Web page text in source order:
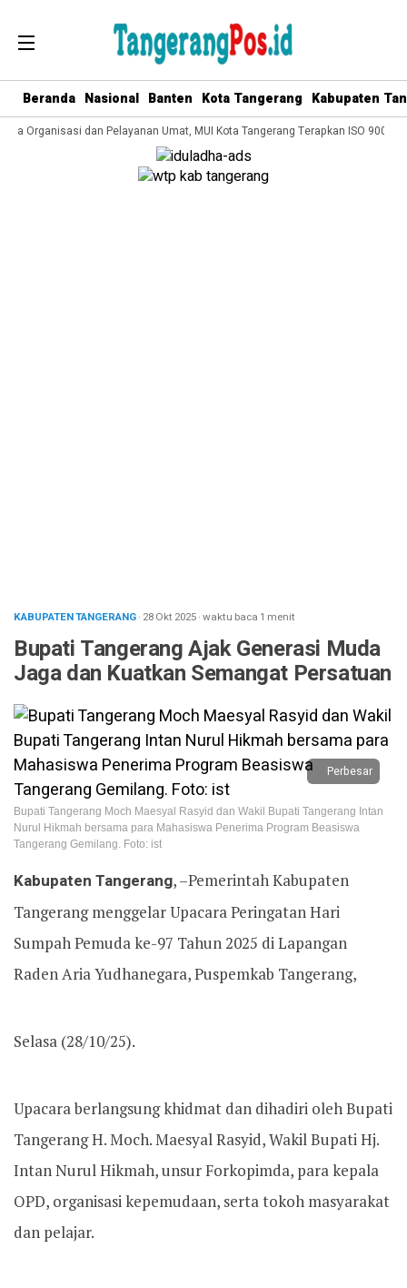
Beranda Nasional Banten Kota Tangerang Kabupaten
Organisasi dan Pelayanan Umat, MUI Kota Tangerang Terapkan ISO
KABUPATEN TANGERANG· 28 Okt 2025·waktu baca 1 menit
Bupati Tangerang Ajak Generasi Muda
Jaga dan Kuatkan Semangat Persatuan
Perbesar
Bupati Tangerang Moch Maesyal Rasyid dan Wakil Bupati Tangerang Intan
Nurul Hikmah bersama para Mahasiswa Penerima Program Beasiswa
Tangerang Gemilang. Foto: ist
Kabupaten Tangerang, –Pemerintah Kabupaten
Tangerang menggelar Upacara Peringatan Hari
Sumpah Pemuda ke-97 Tahun 2025 di Lapangan
Raden Aria Yudhanegara, Puspemkab Tangerang,
Selasa (28/10/25).
Upacara berlangsung khidmat dan dihadiri oleh Bupati
Tangerang H. Moch. Maesyal Rasyid, Wakil Bupati Hj.
Intan Nurul Hikmah, unsur Forkopimda, para kepala
OPD, organisasi kepemudaan, serta tokoh masyarakat
dan pelajar.